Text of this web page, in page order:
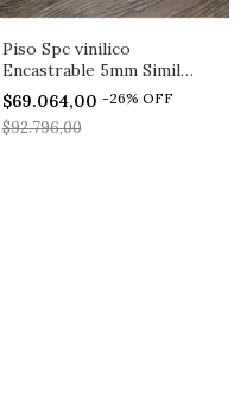
Piso Spc vinilico
Encastrable 5mm Simil
Madera - Roble Imperial
$69.064,00 -26% OFF
$92.796,00